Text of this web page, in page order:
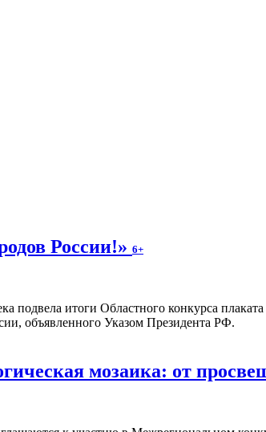
России!» 6+
подвела итоги Областного конкурса
объявленного Указом Президента РФ.
мозаика: от